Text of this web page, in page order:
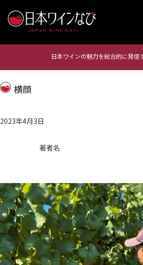
日本ワインの魅力を総合的に発信
横顔
2023年4月3日
著者名